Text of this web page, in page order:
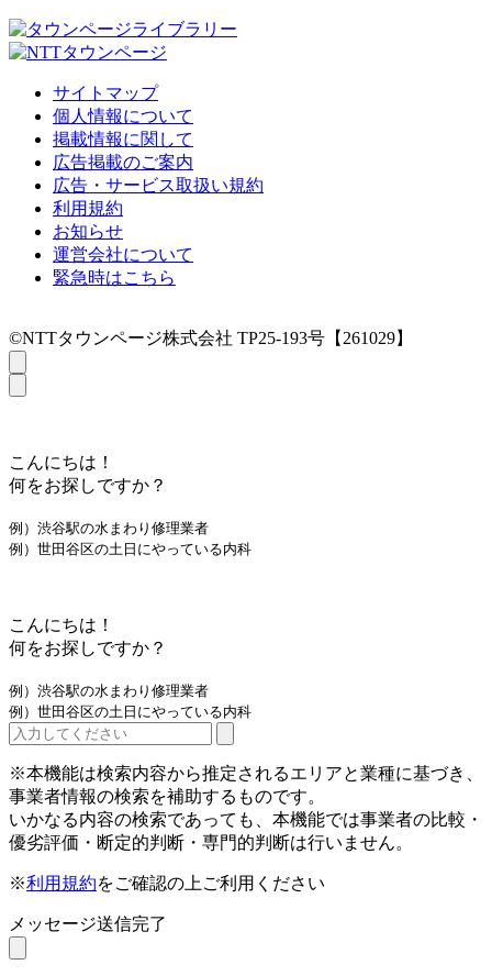
サイトマップ
個人情報について
掲載情報に関して
広告掲載のご案内
広告・サービス取扱い規約
利用規約
お知らせ
運営会社について
緊急時はこちら
©NTTタウンページ株式会社 TP25-193号【261029】
こんにちは！
何をお探しですか？
例）渋谷駅の水まわり修理業者
例）世田谷区の土日にやっている内科
こんにちは！
何をお探しですか？
例）渋谷駅の水まわり修理業者
例）世田谷区の土日にやっている内科
※本機能は検索内容から推定されるエリアと業種に基づき、
事業者情報の検索を補助するものです。
いかなる内容の検索であっても、本機能では事業者の比較・
優劣評価・断定的判断・専門的判断は行いません。
※利用規約をご確認の上ご利用ください
メッセージ送信完了